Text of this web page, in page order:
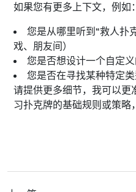
如果您有更多上下文，例如：
您是从哪里听到“救人扑
戏、朋友间）
您是否想设计一个自定义
您是否在寻找某种特定类
请提供更多细节，我可以更
习扑克牌的基础规则或策略